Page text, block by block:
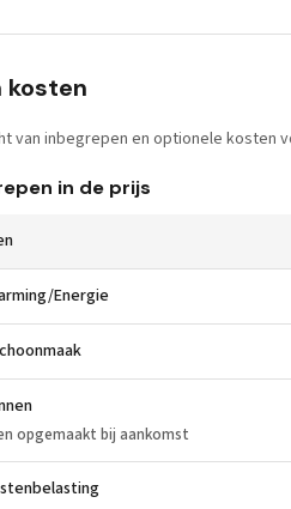
kosten
van inbegrepen en optionele kosten
in de prijs
Energie
opgemaakt bij aankomst